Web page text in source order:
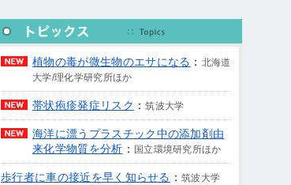
植物の毒が微生物のエサになる ： 北海道
大学/理化学研究所ほか
帯状疱疹発症リスク ：筑波大学
海洋に漂うプラスチック中の添加剤由
来化学物質を分析 ： 国立環境研究所ほか
歩行者に車の接近を早く知らせる ：筑波大学